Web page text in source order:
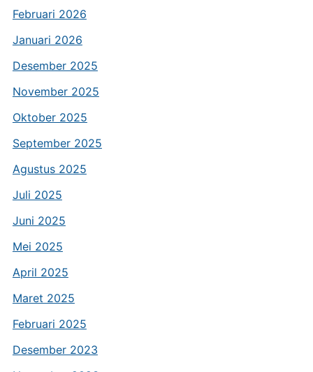
Februari 2026
Januari 2026
Desember 2025
November 2025
Oktober 2025
September 2025
Agustus 2025
Juli 2025
Juni 2025
Mei 2025
April 2025
Maret 2025
Februari 2025
Desember 2023